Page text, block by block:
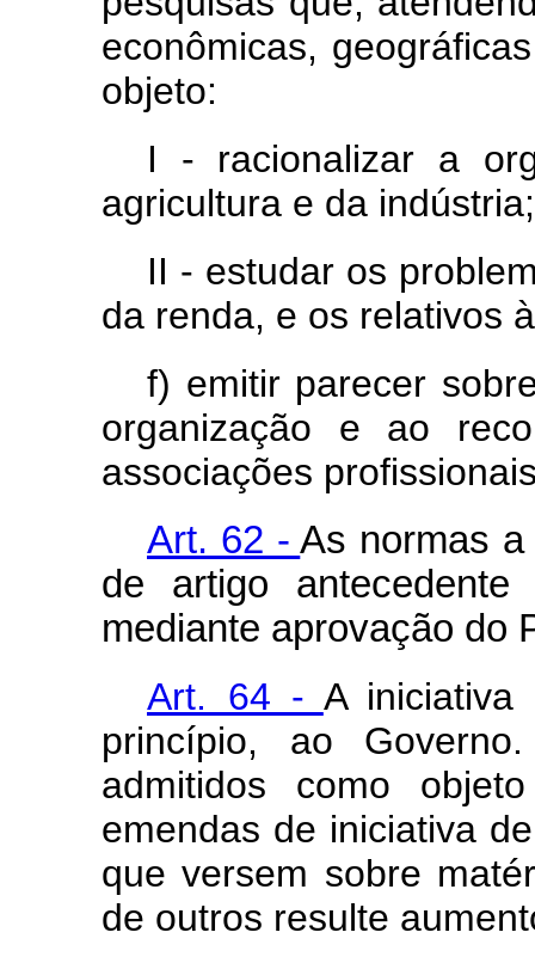
econômicas,
objeto:
I - racionalizar a
agricultura e da indústria;
II - estudar os
da renda, e os relativos
f) emitir parecer
organização e ao
associações
Art. 62 -As normas
de artigo
mediante aprovação do
Art. 64 - A
princípio, ao
admitidos como
emendas de iniciativa
que versem sobre
de outros resulte